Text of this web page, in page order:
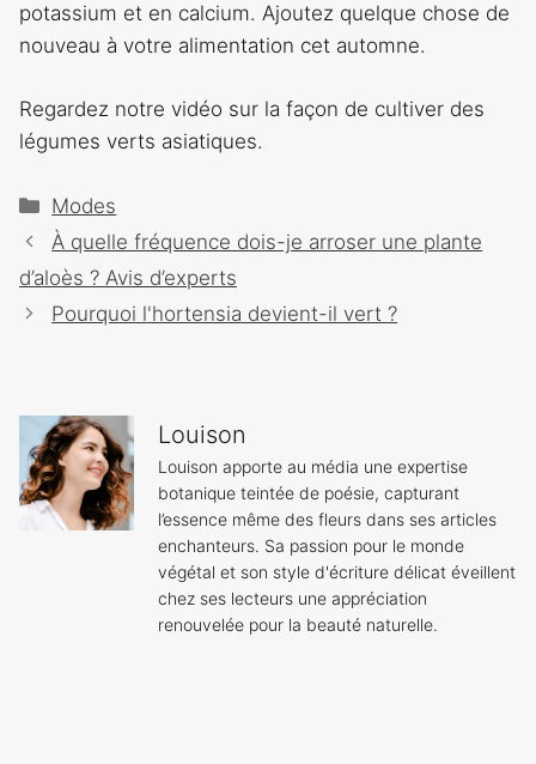
potassium et en calcium. Ajoutez quelque chose de
nouveau à votre alimentation cet automne.
Regardez notre vidéo sur la façon de cultiver des
légumes verts asiatiques.
Catégories
Modes
Navigation
des
À quelle fréquence dois-je arroser une plante
d’aloès ? Avis d’experts
Pourquoi l'hortensia devient-il vert ?
Louison
Louison apporte au média une expertise
botanique teintée de poésie, capturant
l’essence même des fleurs dans ses articles
enchanteurs. Sa passion pour le monde
végétal et son style d'écriture délicat éveillent
chez ses lecteurs une appréciation
renouvelée pour la beauté naturelle.